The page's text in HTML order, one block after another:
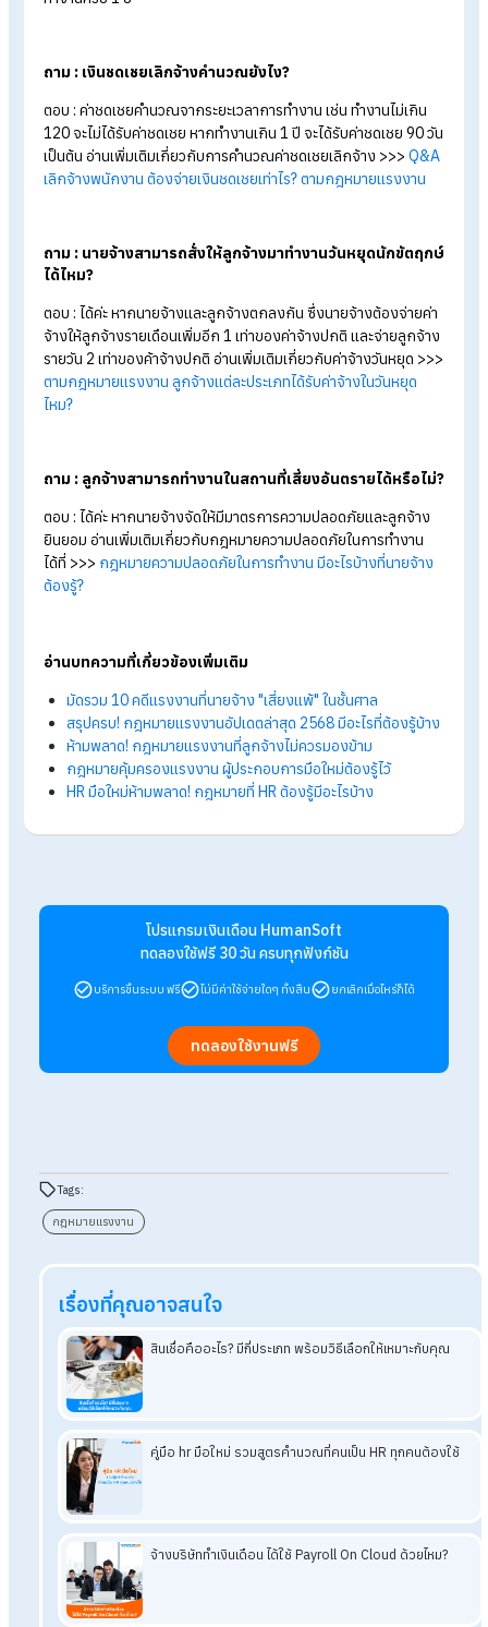
สรุป 5 เรื่องเข้าใจผิดที่นายจ้างคิดว่าทำ
แต่ผิดกฎหมายแรงงาน
สามารถหักเงินลูกจ้างเมื่อลาป่วยไม่มีใบรับรองแพทย์ได้ ไม่สามาร
เลิกจ้างกะทันหันโดยไม่จ่ายค่าชดเชยได้ เนื่องจากการกระทำเหล่า
ขัดต่อ พ.ร.บ. คุ้มครองแรงงาน และต้องขึ้นทะเบียนประกันสังคมให้
ลูกจ้างตั้งแต่วันแรกที่มาทำงาน ไม่เว้นแม้แต่ช่วงทดลองงาน
FAQ คำถามที่พบบ่อยเกี่ยวกับกฎหมายแรงงาน
ถาม : เลิกจ้างพนักงานทดลองงานต้องจ่ายค่าชดเชยไหม?
ตอบ : หากทำงานยังไม่ครบ 120 วัน ยังไม่มีสิทธิได้รับค่าชดเชยตาม
อายุงาน แต่ยังอาจมีสิทธิได้รับค่าจ้างแทนการบอกกล่าวล่วงหน้า
ยู่กับนโยบายของบริษัท
ถาม : ลูกจ้างสามารถลาพักร้อนได้กี่วัน ต้องทำงานนานเท่าไ
ถึงจะได้สิทธิ
ตอบ : ลูกจ้างมีสิทธิลาพักร้อนอย่างน้อย 6 วันทำงานต่อปี เมื่อลูก
ทำงานครบ 1 ปี
เป็นต้น อ่านเพิ่มเติมเกี่ยวกับการคำนวณค่าชดเชยเลิกจ้าง >>>
เลิกจ้างพนักงาน ต้องจ่ายเงินชดเชยเท่าไร? ตามกฎหมายแรงงาน
ถาม : นายจ้างสามารถสั่งให้ลูกจ้างมาทำงานวันหยุดนักขัต
ตามกฎหมายแรงงาน ลูกจ้างแต่ละประเภทได้รับค่าจ้างในวันหยุด
ไหม?
ถาม : ลูกจ้างสามารถทำงานในสถานที่เสี่ยงอันตรายได้หรือ
ตอบ : ได้ค่ะ หากนายจ้างจัดให้มีมาตรการความปลอดภัยและลูกจ้า
ยินยอม อ่านเพิ่มเติมเกี่ยวกับกฎหมายความปลอดภัยในการทำงาน
ได้ที่ >>>กฎหมายความปลอดภัยในการทำงาน มีอะไรบ้างที่นายจ้
ต้องรู้?
อ่านบทความที่เกี่ยวข้องเพิ่มเติม
มัดรวม 10 คดีแรงงานที่นายจ้าง "เสี่ยงแพ้" ในชั้นศาล
สรุปครบ! กฎหมายแรงงานอัปเดตล่าสุด 2568 มีอะไรที่ต้องรู้บ้
ห้ามพลาด! กฎหมายแรงงานที่ลูกจ้างไม่ควรมองข้าม